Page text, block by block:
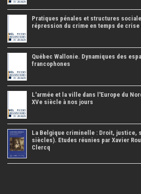
Pratiques pénales et structures
répression du crime en temps de
Québec Wallonie. Dynamiques des
francophones
L'armée et la ville dans l'Europe du
XVe siècle à nos jours
La Belgique criminelle : Droit, justice,
siècles). Etudes réunies par Xavier
Clercq